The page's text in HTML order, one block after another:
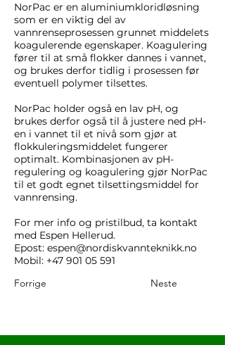
NorPac er en aluminiumkloridløsning
som er en viktig del av
vannrenseprosessen grunnet middelets
koagulerende egenskaper. Koagulering
fører til at små flokker dannes i vannet,
og brukes derfor tidlig i prosessen før
eventuell polymer tilsettes.
NorPac holder også en lav pH, og
brukes derfor også til å justere ned pH-
en i vannet til et nivå som gjør at
flokkuleringsmiddelet fungerer
optimalt. Kombinasjonen av pH-
regulering og koagulering gjør NorPac
til et godt egnet tilsettingsmiddel for
vannrensing.
For mer info og pristilbud, ta kontakt
med Espen Hellerud.
Epost: espen@nordiskvannteknikk.no
Mobil: +47 901 05 591
Forrige
Neste